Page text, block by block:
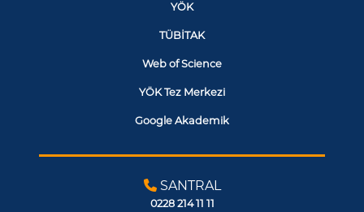
YÖK
TÜBİTAK
Web of Science
YÖK Tez Merkezi
Google Akademik
SANTRAL
0228 214 11 11